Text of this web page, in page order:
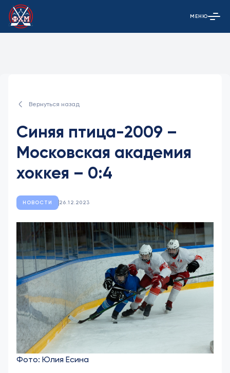
Открыть
МЕНЮ
Вернуться назад
Синяя птица-2009 –
Московская академия
хоккея – 0:4
НОВОСТИ 26.12.2023
Фото: Юлия Есина